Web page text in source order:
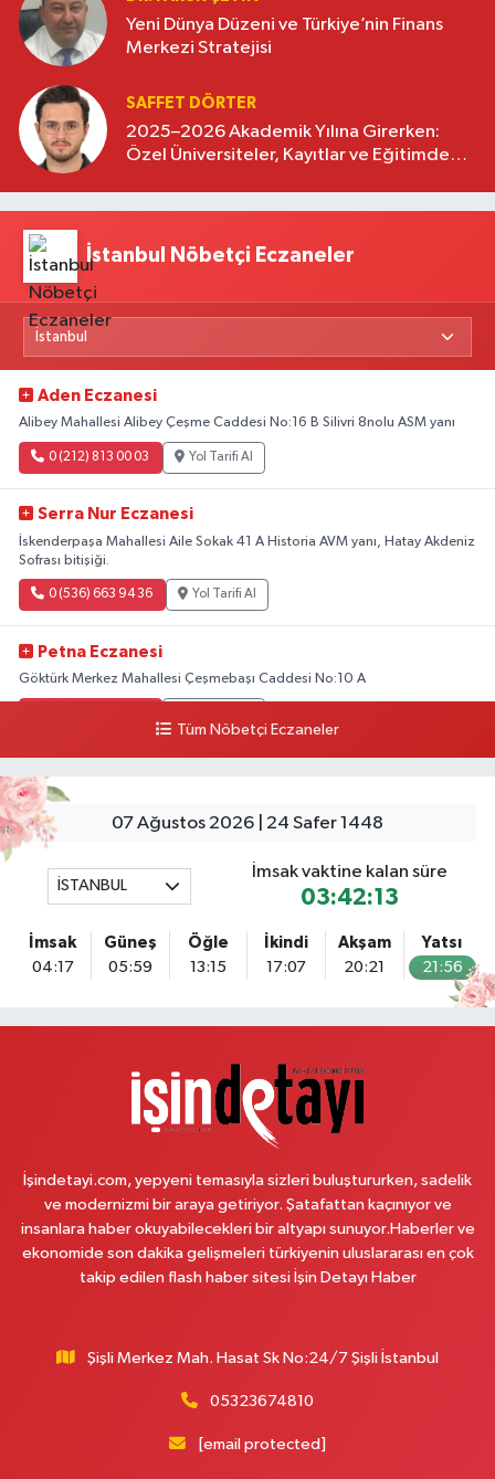
Yeni Dünya Düzeni ve Türkiye’nin Finans
Merkezi Stratejisi
SAFFET DÖRTER
2025–2026 Akademik Yılına Girerken:
Özel Üniversiteler, Kayıtlar ve Eğitimde
İstanbul Nöbetçi Eczaneler
Aden Eczanesi
Alibey Mahallesi Alibey Çeşme Caddesi No:16 B Silivri 8nolu ASM yanı
0 (212) 813 00 03 Yol Tarifi Al
Serra Nur Eczanesi
İskenderpaşa Mahallesi Aile Sokak 41 A Historia AVM yanı, Hatay Akdeniz
Sofrası bitişiği.
0 (536) 663 94 36 Yol Tarifi Al
Petna Eczanesi
Göktürk Merkez Mahallesi Çeşmebaşı Caddesi No:10 A
Karlıktepe Mahallesi Soğanlık Caddesi No:34 A
0 (216) 504 24 53 Yol Tarifi Al
Bulvar Eczanesi
geçtikten sonra Harman Mobilya arkası, Tulumba mevki, ECZANELER
BÖLGESİ (GÜNEŞ, BULVAR, ÇİĞDEM, DEVA ECZANELERİ) eski gazi sağlık
Halıcıoğlu Mahallesi Tunç Sokak 1 A Çıksalın,Alev Ofluoğlu Semt Konağı
Anka Eczanesi
Acıbadem Mahallesi Acıbadem Caddesi 76 A İŞ BANKASI
KONUTLARINDAN KADIKÖY İSTİKAMETİNE GİDERKEN IŞIKLARI GEÇİNCE
Portakal Eczanesi
100 METRE İLERİSİ- BAKLAVACI ŞEMSETTİN SIRASINDA- ŞİRİNDEREYE
Yol Tarifi Al
Tüm Nöbetçi Eczaneler
07 Ağustos 2026 | 24 Safer 1448
İSTANBUL
İmsak vaktine kalan süre
03:42:13
İmsak
04:17
Güneş
05:59
Öğle
13:15
İkindi
17:07
Akşam
20:21
Yatsı
21:56
İşindetayi.com, yepyeni temasıyla sizleri buluştururken, sadelik
ve modernizmi bir araya getiriyor. Şatafattan kaçınıyor ve
insanlara haber okuyabilecekleri bir altyapı sunuyor.Haberler ve
ekonomide son dakika gelişmeleri türkiyenin uluslararası en çok
takip edilen flash haber sitesi İşin Detayı Haber
Şişli Merkez Mah. Hasat Sk No:24/7 Şişli İstanbul
05323674810
[email protected]